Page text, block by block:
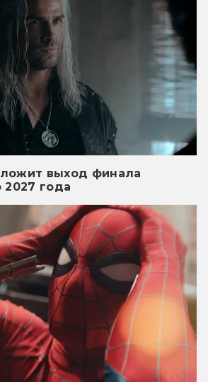
выход финала
2027 года